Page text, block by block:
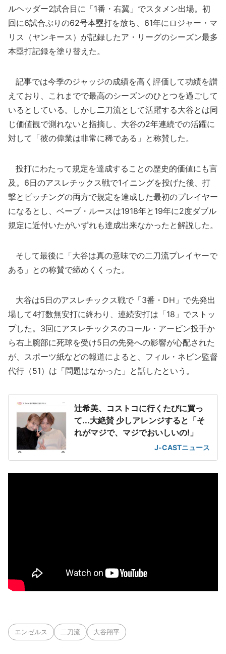
ルヘッダー2試合目に「1番・右翼」でスタメン出場。初
回に6試合ぶりの62号本塁打を放ち、61年にロジャー・マ
リス（ヤンキース）が記録したア・リーグのシーズン最多
本塁打記録を塗り替えた。
記事では今季のジャッジの成績を高く評価して功績を讃
えており、これまでで最高のシーズンのひとつを過ごして
いるとしている。しかし二刀流として活躍する大谷とは同
じ価値観で測れないと指摘し、大谷の2年連続での活躍に
対して「彼の偉業は非常に稀である」と称賛した。
投打にわたって規定を達成することの歴史的価値にも言
及。6日のアスレチックス戦で1イニングを投げた後、打
撃とピッチングの両方で規定を達成した最初のプレイヤー
になるとし、ベーブ・ルースは1918年と19年に2度ダブル
規定に近付いたがいずれも達成出来なかったと解説した。
そして最後に「大谷は真の意味での二刀流プレイヤーで
ある」との称賛で締めくくった。
大谷は5日のアスレチックス戦で「3番・DH」で先発出
場して4打数無安打に終わり、連続安打は「18」でストッ
プした。3回にアスレチックスのコール・アービン投手か
ら右上腕部に死球を受け5日の先発への影響が心配された
が、スポーツ紙などの報道によると、フィル・ネビン監督
代行（51）は「問題はなかった」と話したという。
辻希美、コストコに行くたびに買っ
て...大絶賛 少しアレンジすると「そ
れがマジで、マジでおいしいの!」
J-CASTニュース
エンゼルス 二刀流 大谷翔平